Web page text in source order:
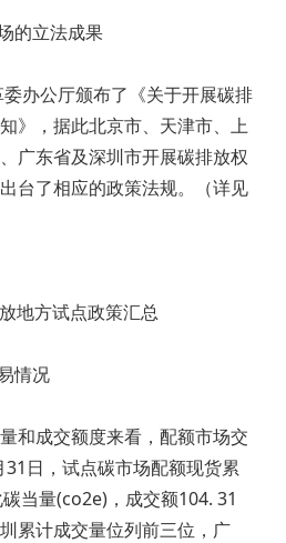
的立法成果
办公厅颁布了《关于开展碳排
》，据此北京市、天津市、上
广东省及深圳市开展碳排放权
台了相应的政策法规。（详见
地方试点政策汇总
情况
和成交额度来看，配额市场交
日，试点碳市场配额现货累
当量(co2e)，成交额104. 31
累计成交量位列前三位，广